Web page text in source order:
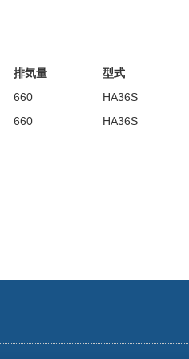
排気量 型式
660 HA36S
660 HA36S